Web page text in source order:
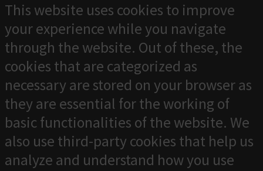
This website uses cookies to improve
your experience while you navigate
through the website. Out of these, the
cookies that are categorized as
necessary are stored on your browser as
they are essential for the working of
basic functionalities of the website. We
also use third-party cookies that help us
analyze and understand how you use